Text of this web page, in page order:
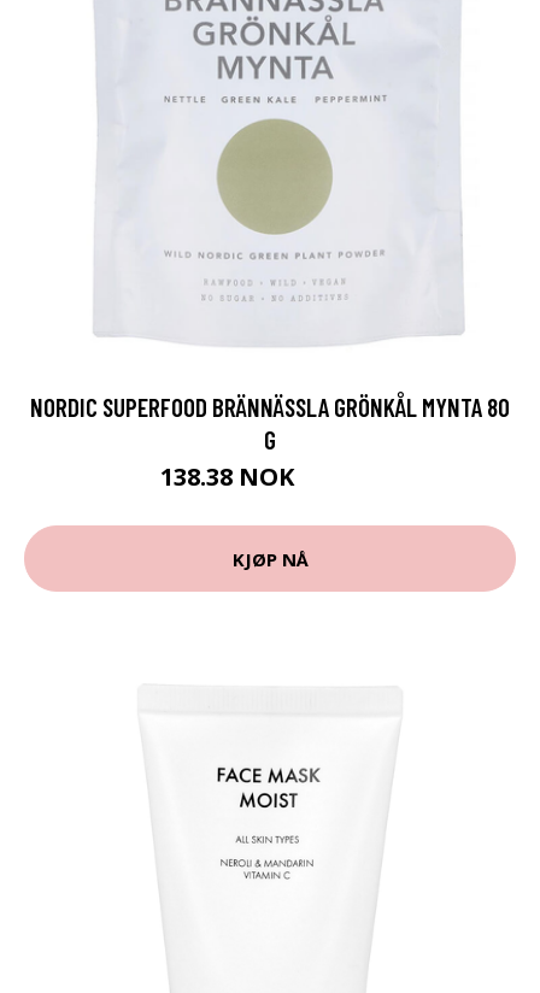
NORDIC SUPERFOOD BRÄNNÄSSLA GRÖNKÅL MYNTA 80
G
138.38 NOK
KJØP NÅ